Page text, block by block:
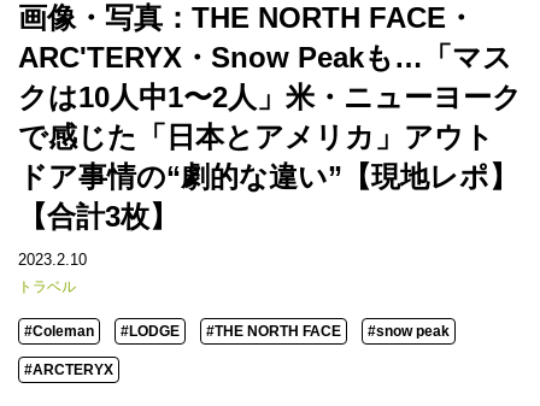
画像・写真：THE NORTH FACE・
ARC'TERYX・Snow Peakも…「マス
クは10人中1〜2人」米・ニューヨーク
で感じた「日本とアメリカ」アウト
ドア事情の“劇的な違い”【現地レポ】
【合計3枚】
2023.2.10
トラベル
#Coleman #LODGE #THE NORTH FACE #snow peak
#ARCTERYX